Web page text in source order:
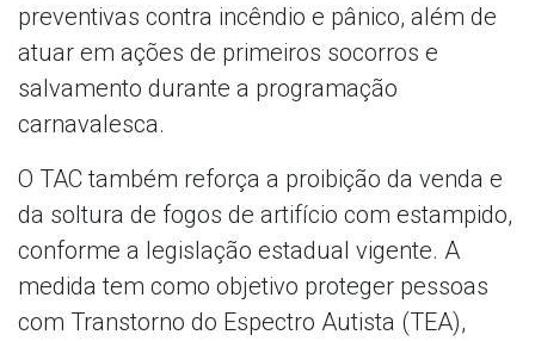
preventivas contra incêndio e pânico, além de
atuar em ações de primeiros socorros e
salvamento durante a programação
carnavalesca.
O TAC também reforça a proibição da venda e
da soltura de fogos de artifício com estampido,
conforme a legislação estadual vigente. A
medida tem como objetivo proteger pessoas
com Transtorno do Espectro Autista (TEA),